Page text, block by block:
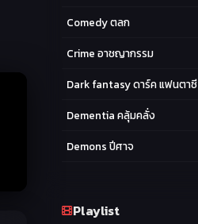
Comedy ตลก
Crime อาชญากรรม
Dark fantasy ดาร์ค แฟนตาซี
Dementia คลุ้มคลั่ง
Demons ปีศาจ
Ecchi หื่น
Playlist